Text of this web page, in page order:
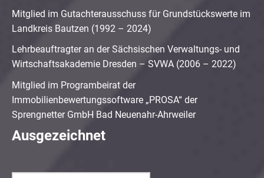
Mitglied im Gutachterausschuss für Grundstückswerte im
Landkreis Bautzen (1992 – 2024)
Lehrbeauftragter an der Sächsischen Verwaltungs- und
Wirtschaftsakademie Dresden – SVWA (2006 – 2022)
Mitglied im Programbeirat der
Immobilienbewertungssoftware „PROSA“ der
Sprengnetter GmbH Bad Neuenahr-Ahrweiler
Ausgezeichnet